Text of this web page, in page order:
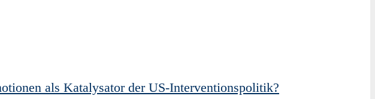
als Katalysator der US-Interventionspolitik?